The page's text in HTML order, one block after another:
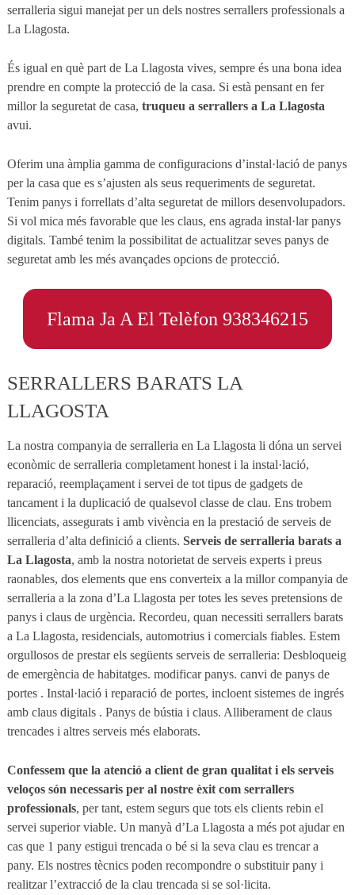
serralleria sigui manejat per un dels nostres serrallers professionals a
La Llagosta.
És igual en què part de La Llagosta vives, sempre és una bona idea
prendre en compte la protecció de la casa. Si està pensant en fer
millor la seguretat de casa, truqueu a serrallers a La Llagosta
avui.
Oferim una àmplia gamma de configuracions d’instal·lació de panys
per la casa que es s’ajusten als seus requeriments de seguretat.
Tenim panys i forrellats d’alta seguretat de millors desenvolupadors.
Si vol mica més favorable que les claus, ens agrada instal·lar panys
digitals. També tenim la possibilitat de actualitzar seves panys de
seguretat amb les més avançades opcions de protecció.
Flama Ja A El Telèfon 938346215
SERRALLERS BARATS LA
LLAGOSTA
La nostra companyia de serralleria en La Llagosta li dóna un servei
econòmic de serralleria completament honest i la instal·lació,
reparació, reemplaçament i servei de tot tipus de gadgets de
tancament i la duplicació de qualsevol classe de clau. Ens trobem
llicenciats, assegurats i amb vivència en la prestació de serveis de
serralleria d’alta definició a clients. Serveis de serralleria barats a
La Llagosta, amb la nostra notorietat de serveis experts i preus
raonables, dos elements que ens converteix a la millor companyia de
serralleria a la zona d’La Llagosta per totes les seves pretensions de
panys i claus de urgència. Recordeu, quan necessiti serrallers barats
a La Llagosta, residencials, automotrius i comercials fiables. Estem
orgullosos de prestar els següents serveis de serralleria: Desbloqueig
de emergència de habitatges. modificar panys. canvi de panys de
portes . Instal·lació i reparació de portes, incloent sistemes de ingrés
amb claus digitals . Panys de bústia i claus. Alliberament de claus
trencades i altres serveis més elaborats.
Confessem que la atenció a client de gran qualitat i els serveis
veloços són necessaris per al nostre èxit com serrallers
professionals, per tant, estem segurs que tots els clients rebin el
servei superior viable. Un manyà d’La Llagosta a més pot ajudar en
cas que 1 pany estigui trencada o bé si la seva clau es trencar a
pany. Els nostres tècnics poden recompondre o substituir pany i
realitzar l’extracció de la clau trencada si se sol·licita.